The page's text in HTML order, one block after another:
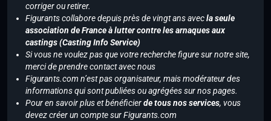
corriger ou retirer.
Figurants collabore depuis près de vingt ans avecla seule
association de France à lutter contre les arnaques aux
castings (Casting Info Service)
Si vous ne voulez pas que votre recherche figure sur notre site,
merci de prendre contact avec nous
Figurants.com n’est pas organisateur, mais modérateur des
informations qui sont publiées ou agrégées sur nos pages.
Pour en savoir plus et bénéficierde tous nos services, vous
devez créer un compte sur Figurants.com